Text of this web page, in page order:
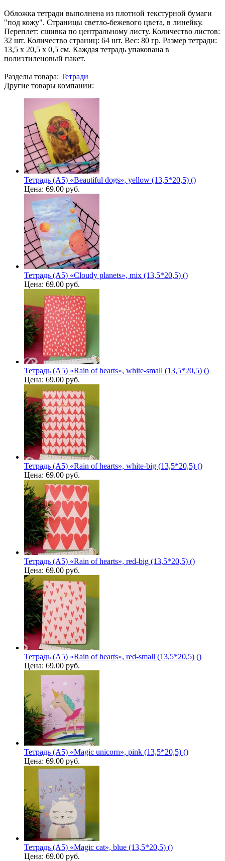
Обложка тетради выполнена из плотной текстурной бумаги
"под кожу". Страницы светло-бежевого цвета, в линейку.
Переплет: сшивка по центральному листу. Количество листов:
32 шт. Количество страниц: 64 шт. Вес: 80 гр. Размер тетради:
13,5 х 20,5 х 0,5 см. Каждая тетрадь упакована в
полиэтиленовый пакет.
Разделы товара: Тетради
Другие товары компании:
Тетрадь (A5) «Beautiful dogs», yellow (13,5*20,5) ()
Цена: 69.00 руб.
Тетрадь (A5) «Cloudy planets», mix (13,5*20,5) ()
Цена: 69.00 руб.
Тетрадь (A5) «Rain of hearts», white-small (13,5*20,5) ()
Цена: 69.00 руб.
Тетрадь (A5) «Rain of hearts», white-big (13,5*20,5) ()
Цена: 69.00 руб.
Тетрадь (A5) «Rain of hearts», red-big (13,5*20,5) ()
Цена: 69.00 руб.
Тетрадь (A5) «Rain of hearts», red-small (13,5*20,5) ()
Цена: 69.00 руб.
Тетрадь (A5) «Magic unicorn», pink (13,5*20,5) ()
Цена: 69.00 руб.
Тетрадь (A5) «Magic cat», blue (13,5*20,5) ()
Цена: 69.00 руб.